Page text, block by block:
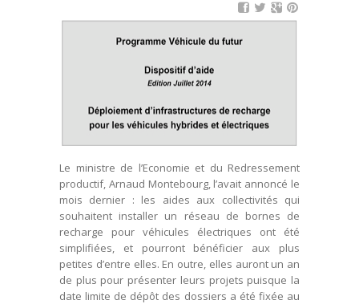
Le ministre de l’Economie et du Redressement
productif, Arnaud Montebourg, l’avait annoncé le
mois dernier : les aides aux collectivités qui
souhaitent installer un réseau de bornes de
recharge pour véhicules électriques ont été
simplifiées, et pourront bénéficier aux plus
petites d’entre elles. En outre, elles auront un an
de plus pour présenter leurs projets puisque la
date limite de dépôt des dossiers a été fixée au